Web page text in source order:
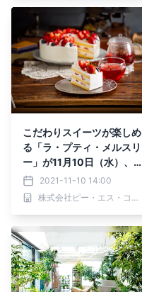
こだわりスイーツが楽しめ
る「ラ・プティ・メルスリ
ー」が11月10日（水）、
リニューアルオープン！
2021-11-10 14:00
株式会社ピー・エス・コープ